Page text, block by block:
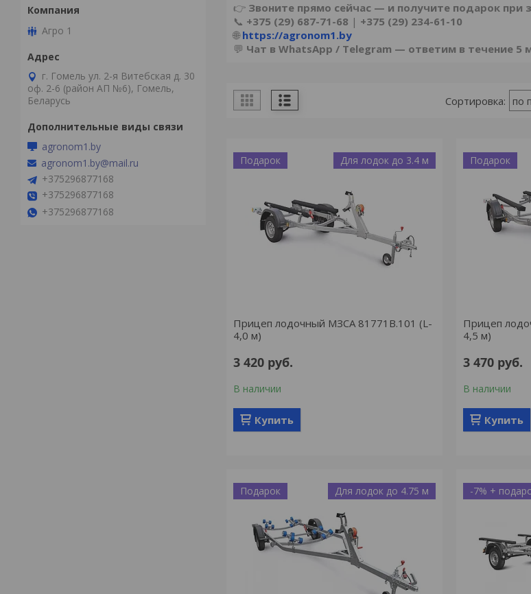
👉 Звоните прямо сейчас — и получите подарок при
📞 +375 (29) 687-71-68 | +375 (29) 234-61-10
🌐https://agronom1.by
💬 Чат в WhatsApp / Telegram — ответим в течение 5
Для лодок до 3.4 м
Подарок
Прицеп лодочный МЗСА 81771B.101 (L-
4,0 м)
3 420 руб.
В наличии
Купить
Подарок
Прицеп
4,5 м)
3 470 руб.
В наличии
Купить
Для лодок до 4.75 м
Подарок -7%
Агро 1
г. Гомель ул. 2-я Витебская д. 30
оф. 2-6 (район АП №6), Гомель,
Беларусь
agronom1.by
agronom1.by@mail.ru
+375296877168
+375296877168
+375296877168